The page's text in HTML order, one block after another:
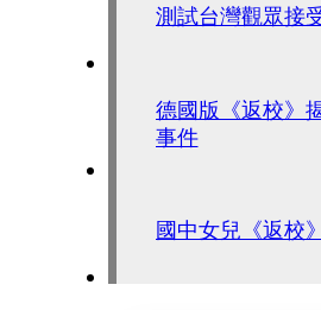
測試台灣觀眾接
德國版《返校》
事件
國中女兒《返校